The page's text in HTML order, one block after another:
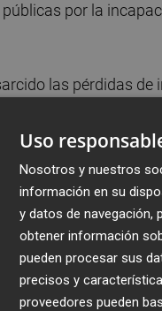
por la
las pérdidas
un caballete o
Pérez en
valorar lo que
Uso
Nosotros y nuestros
información en su
y datos de navegación,
obtener información
pueden procesar sus
precisos y
proveedores pueden